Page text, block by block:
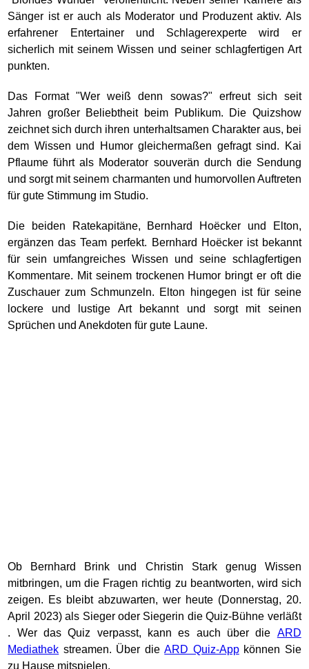
Sänger ist er auch als Moderator und Produzent aktiv. Als
erfahrener Entertainer und Schlagerexperte wird er
sicherlich mit seinem Wissen und seiner schlagfertigen Art
punkten.
Das Format "Wer weiß denn sowas?" erfreut sich seit
Jahren großer Beliebtheit beim Publikum. Die Quizshow
zeichnet sich durch ihren unterhaltsamen Charakter aus, bei
dem Wissen und Humor gleichermaßen gefragt sind. Kai
Pflaume führt als Moderator souverän durch die Sendung
und sorgt mit seinem charmanten und humorvollen Auftreten
für gute Stimmung im Studio.
Die beiden Ratekapitäne, Bernhard Hoëcker und Elton,
ergänzen das Team perfekt. Bernhard Hoëcker ist bekannt
für sein umfangreiches Wissen und seine schlagfertigen
Kommentare. Mit seinem trockenen Humor bringt er oft die
Zuschauer zum Schmunzeln. Elton hingegen ist für seine
lockere und lustige Art bekannt und sorgt mit seinen
Sprüchen und Anekdoten für gute Laune.
Ob Bernhard Brink und Christin Stark genug Wissen
mitbringen, um die Fragen richtig zu beantworten, wird sich
zeigen. Es bleibt abzuwarten, wer heute (Donnerstag, 20.
April 2023) als Sieger oder Siegerin die Quiz-Bühne verläßt
. Wer das Quiz verpasst, kann es auch über die ARD
Mediathek streamen. Über dieARD Quiz-Appkönnen Sie
zu Hause mitspielen.